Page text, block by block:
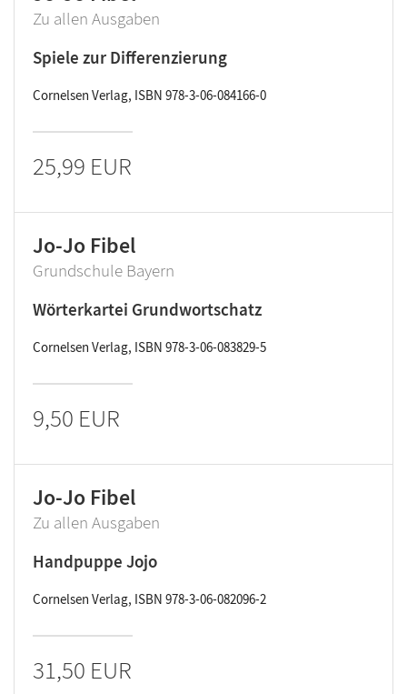
Zu allen Ausgaben
Spiele zur Differenzierung
Cornelsen Verlag, ISBN 978-3-06-084166-0
25,99 EUR
Jo-Jo Fibel
Grundschule Bayern
Wörterkartei Grundwortschatz
Cornelsen Verlag, ISBN 978-3-06-083829-5
9,50 EUR
Jo-Jo Fibel
Zu allen Ausgaben
Handpuppe Jojo
Cornelsen Verlag, ISBN 978-3-06-082096-2
31,50 EUR